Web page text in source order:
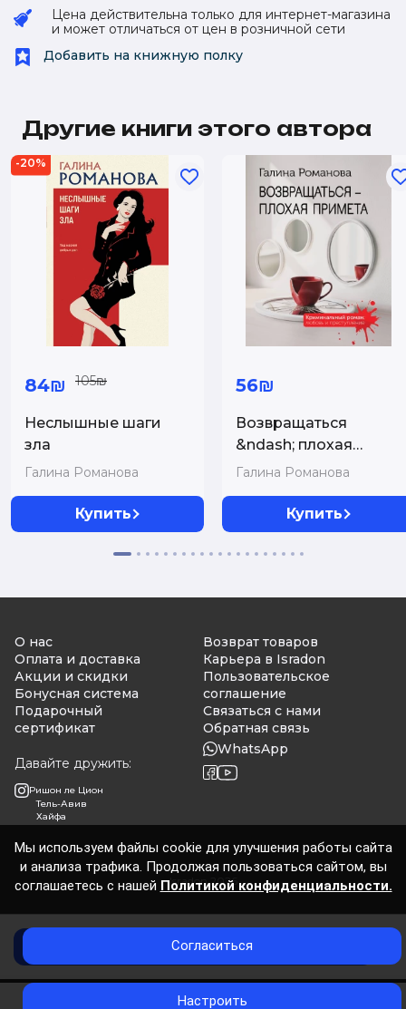
Нет в наличии
Цена действительна только для интернет-магазина
и может отличаться от цен в розничной сети
Добавить на книжную полку
Другие книги этого автора
-20%
84₪ 105₪
Неслышные шаги
зла
Галина Романова
Купить
56₪
Возвращаться
&ndash; плохая
примета
Галина Романова
Купить
О нас
Оплата и доставка
Акции и скидки
Бонусная система
Подарочный
сертификат
Давайте дружить:
Ришон ле Цион
Тель-Авив
Хайфа
Возврат товаров
Карьера в Isradon
Пользовательское
соглашение
Связаться с нами
Обратная связь
WhatsApp
Isradon 2026
Мы используем файлы cookie для улучшения работы сайта
и анализа трафика. Продолжая пользоваться сайтом, вы
соглашаетесь с нашей Политикой конфиденциальности.
Согласиться
Настроить